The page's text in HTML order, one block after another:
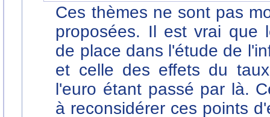
Ces thèmes ne sont pas
proposées. Il est vrai que
de place dans l'étude de
et celle des effets du
l'euro étant passé par là.
à reconsidérer ces points